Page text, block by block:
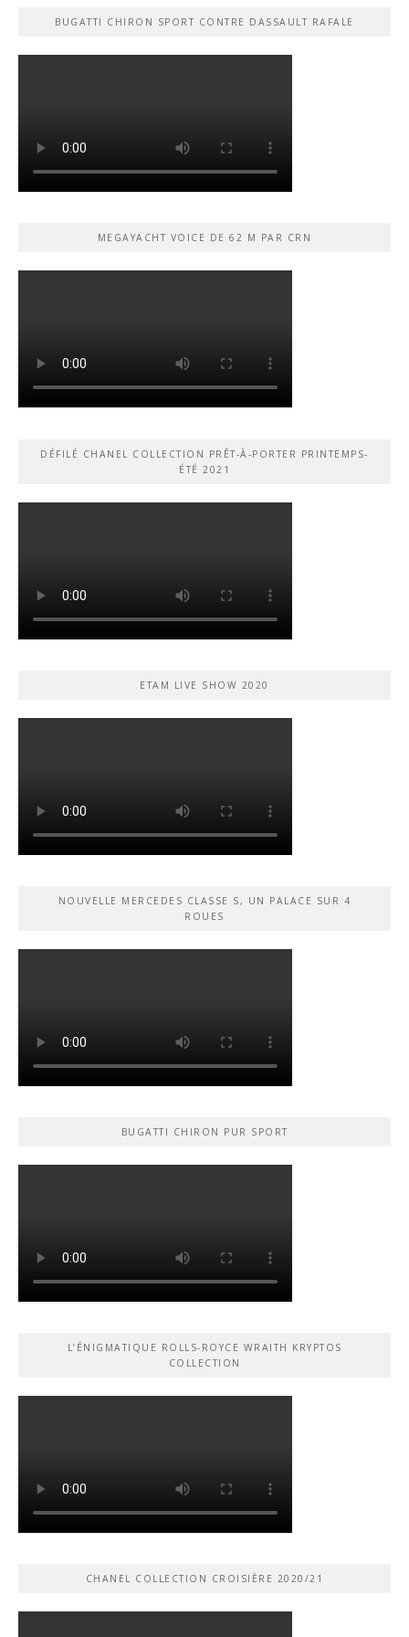
BUGATTI CHIRON SPORT CONTRE DASSAULT RAFALE
MEGAYACHT VOICE DE 62 M PAR CRN
DÉFILÉ CHANEL COLLECTION PRÊT-À-PORTER PRINTEMPS-
ÉTÉ 2021
ETAM LIVE SHOW 2020
NOUVELLE MERCEDES CLASSE S, UN PALACE SUR 4
ROUES
BUGATTI CHIRON PUR SPORT
L’ÉNIGMATIQUE ROLLS-ROYCE WRAITH KRYPTOS
COLLECTION
CHANEL COLLECTION CROISIÈRE 2020/21